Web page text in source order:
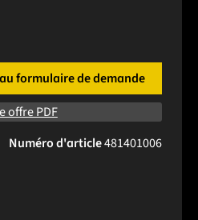
de produit : Entrez la quantité
formulaire de demande
offre PDF
Numéro d'article481401006